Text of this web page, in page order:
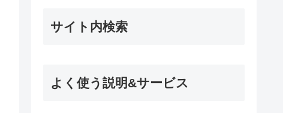
サイト内検索
よく使う説明&サービス